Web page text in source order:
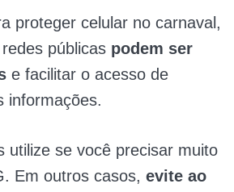
proteger celular no carnaval,
públicas podem ser
e facilitar o acesso de
informações.
utilize se você precisar muito
Em outros casos, evite ao